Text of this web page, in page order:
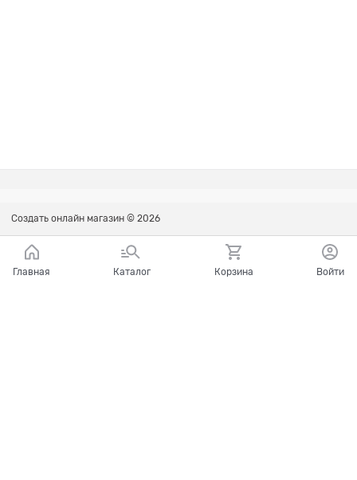
Создать онлайн магазин © 2026
Главная Каталог Корзина Войти